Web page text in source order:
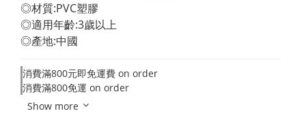
◎材質:PVC塑膠
◎適用年齡:3歲以上
◎產地:中國
消費滿800元即免運費 on order
消費滿800免運 on order
Show more